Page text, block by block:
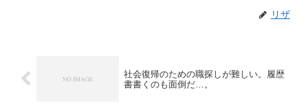
リザ
社会復帰のための職探しが難しい。履歴
書書くのも面倒だ…。